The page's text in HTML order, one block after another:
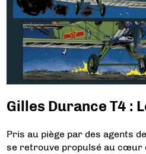
Gilles Durance T4 :
Pris au piège par des agents
se retrouve propulsé au cœur